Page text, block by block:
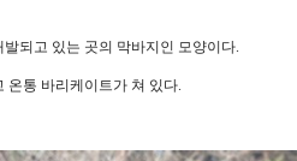
되고 있는 곳의 막바지인 모양이다.
온통 바리케이트가 쳐 있다.